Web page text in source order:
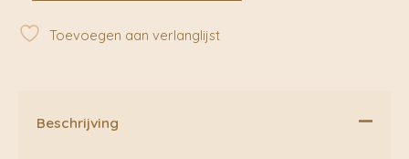
Komono
aantal
Toevoegen aan verlanglijst
Beschrijving